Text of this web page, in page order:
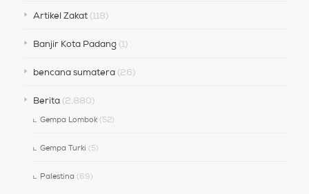
Artikel Zakat(118)
Banjir Kota Padang(1)
bencana sumatera(26)
Berita(2,880)
Gempa Lombok(52)
Gempa Turki (5)
Palestina(69)